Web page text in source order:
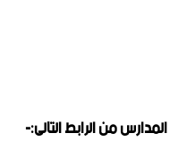
من الرابط التالى:-